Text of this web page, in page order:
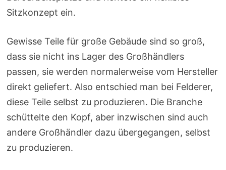
Sitzkonzept ein.
Gewisse Teile für große Gebäude sind so groß,
dass sie nicht ins Lager des Großhändlers
passen, sie werden normalerweise vom Hersteller
direkt geliefert. Also entschied man bei Felderer,
diese Teile selbst zu produzieren. Die Branche
schüttelte den Kopf, aber inzwischen sind auch
andere Großhändler dazu übergegangen, selbst
zu produzieren.